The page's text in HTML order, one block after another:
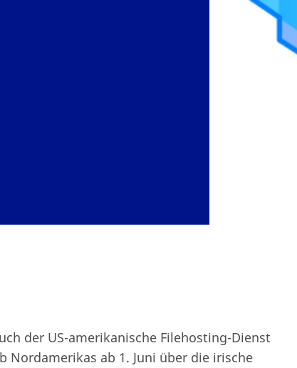
der US-amerikanische Filehosting-Dienst
Nordamerikas ab 1. Juni über die irische